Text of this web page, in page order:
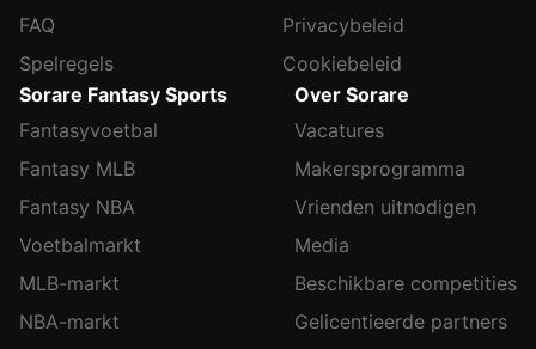
FAQ
Spelregels
Privacybeleid
Cookiebeleid
Sorare Fantasy Sports
Fantasyvoetbal
Fantasy MLB
Fantasy NBA
Voetbalmarkt
MLB-markt
NBA-markt
Over Sorare
Vacatures
Makersprogramma
Vrienden uitnodigen
Media
Beschikbare competities
Gelicentieerde partners